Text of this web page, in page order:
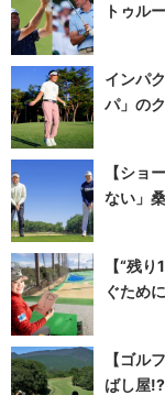
トゥル
インパ
パ」の
【ショ
ない」
【“残
ぐため
【ゴル
ばし屋